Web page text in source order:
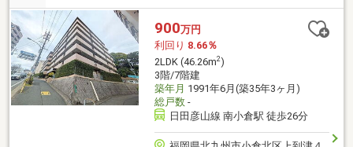
900万円
利回り 8.66％
2LDK (46.26m2)
3階/7階建
築年月 1991年6月(築35年3ヶ月)
総戸数-
日田彦山線 南小倉駅 徒歩26分